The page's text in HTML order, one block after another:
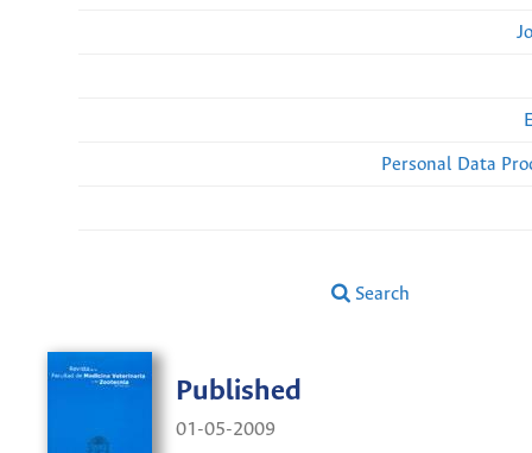
Personal Data
Search
Published
01-05-2009